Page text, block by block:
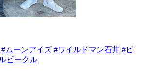
#ムーンアイズ #ワイルドマン石井 #ピ
ビークル